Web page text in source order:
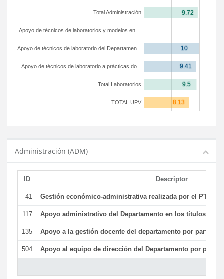
TOTAL UPV
Total Laboratorios
Apoyo de técnicos de laboratorio a prácticas do...
Apoyo de técnicos de laboratorio del Departamen...
Apoyo de técnicos de laboratorios y modelos en ...
Total Administración
Administración (ADM)
ID Descriptor
41 Gestión económico-administrativa realizada por el PTGAS
117 Apoyo administrativo del Departamento en los títulos de
135 Apoyo a la gestión docente del departamento por parte
504 Apoyo al equipo de dirección del Departamento por parte